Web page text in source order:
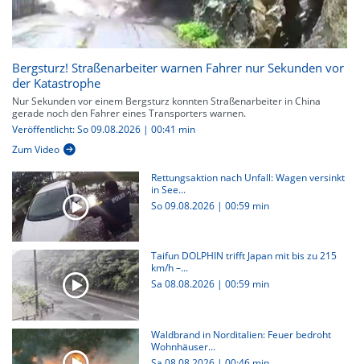
Bergsturz! Straßenarbeiter warnen Fahrer nur Sekunden vor
der Katastrophe
Nur Sekunden vor einem Bergsturz konnten Straßenarbeiter in China
gerade noch den Fahrer eines Transporters warnen.
Veröffentlicht: So 09.08.2026 | 00:41 min
Zum Video
Rettungsaktion nach Unfall: Wagen versinkt
in See...
So 09.08.2026 | 00:59 min
Taifun DOLPHIN trifft Japan mit bis zu 215
km/h –...
Sa 08.08.2026 | 00:59 min
Waldbrand in Norditalien: Feuer bedroht
Wohnhäuser...